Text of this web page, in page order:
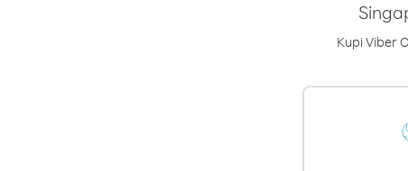
Kupi Viber